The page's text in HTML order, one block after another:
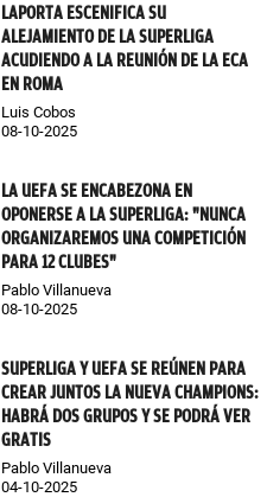
LAPORTA ESCENIFICA SU
ALEJAMIENTO DE LA SUPERLIGA
ACUDIENDO A LA REUNIÓN DE LA ECA
EN ROMA
Luis Cobos
08-10-2025
LA UEFA SE ENCABEZONA EN
OPONERSE A LA SUPERLIGA: "NUNCA
ORGANIZAREMOS UNA COMPETICIÓN
PARA 12 CLUBES"
Pablo Villanueva
08-10-2025
SUPERLIGA Y UEFA SE REÚNEN PARA
CREAR JUNTOS LA NUEVA CHAMPIONS:
HABRÁ DOS GRUPOS Y SE PODRÁ VER
GRATIS
Pablo Villanueva
04-10-2025